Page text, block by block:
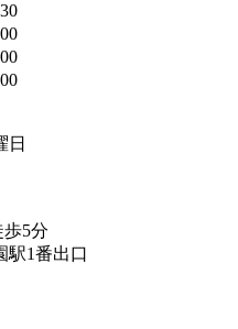
日
5分
駅1番出口